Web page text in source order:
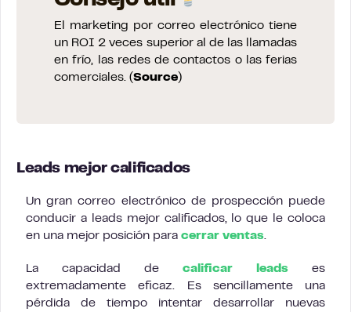
El marketing por correo electrónico tiene
un ROI 2 veces superior al de las llamadas
en frío, las redes de contactos o las ferias
comerciales. (Source)
Leads mejor calificados
Un gran correo electrónico de prospección puede
conducir a leads mejor calificados, lo que le coloca
en una mejor posición para cerrar ventas.
La capacidad de calificar leads es
extremadamente eficaz. Es sencillamente una
pérdida de tiempo intentar desarrollar nuevas